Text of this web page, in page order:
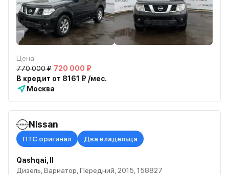
Цена
770 000 ₽ 720 000 ₽
В кредит от 8161 ₽ /мес.
Москва
Nissan
ПТС оригинал Два владельца
Qashqai, II
Дизель, Вариатор, Передний, 2015, 158827